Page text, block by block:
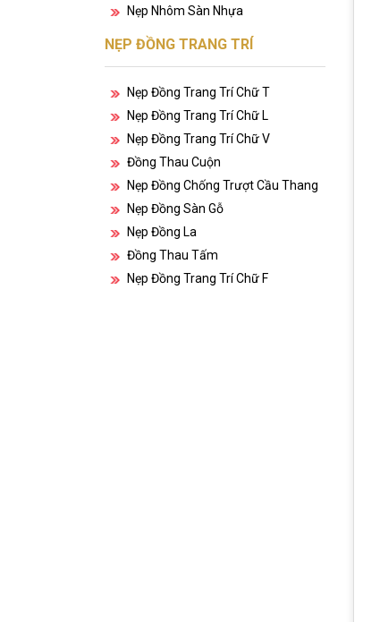
Nẹp Nhôm Sàn Nhựa
NẸP ĐỒNG TRANG TRÍ
Nẹp Đồng Trang Trí Chữ T
Nẹp Đồng Trang Trí Chữ L
Nẹp Đồng Trang Trí Chữ V
Đồng Thau Cuộn
Nẹp Đồng Chống Trượt Cầu Thang
Nẹp Đồng Sàn Gỗ
Nẹp Đồng La
Đồng Thau Tấm
Nẹp Đồng Trang Trí Chữ F